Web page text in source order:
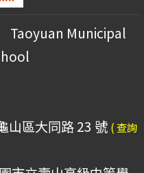
Taoyuan Municipal
山區大同路 23 號 ( 查詢